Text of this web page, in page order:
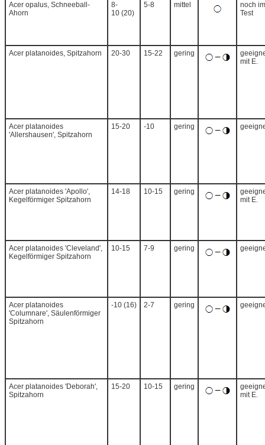
Acer opalus, Schneeball-
Ahorn
8-
10 (20)
5-8 mittel
noch im
Test
Acer platanoides, Spitzahorn 20-30 15-22 gering
mit E.
Acer platanoides
'Allershausen', Spitzahorn
15-20 -10 gering
Acer platanoides 'Apollo',
Kegelförmiger Spitzahorn
14-18 10-15 gering
mit E.
Acer platanoides 'Cleveland',
Kegelförmiger Spitzahorn
10-15 7-9 gering
Acer platanoides
'Columnare', Säulenförmiger
Spitzahorn
-10 (16) 2-7 gering
Acer platanoides 'Deborah',
Spitzahorn
15-20 10-15 gering
mit E.